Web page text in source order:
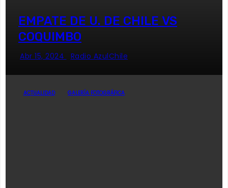
EMPATE DE U. DE CHILE VS
COQUIMBO
Abr 15, 2024 Radio AzulChile
ACTUALIDAD GALERÍA FOTOGRÁFICA